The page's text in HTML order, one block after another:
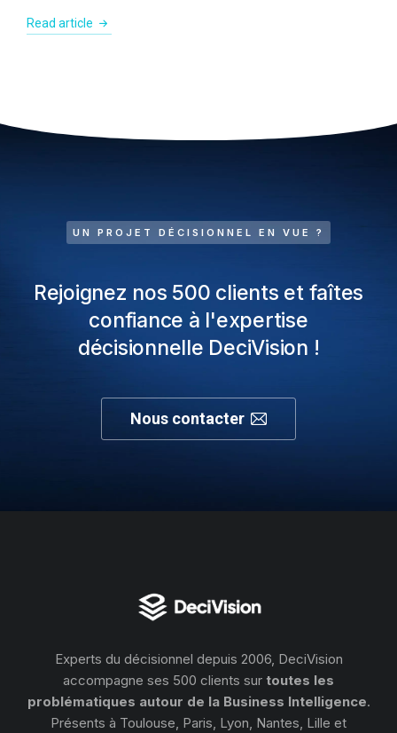
Read article
UN PROJET DÉCISIONNEL EN VUE ?
Rejoignez nos 500 clients et faîtes
confiance à l'expertise
décisionnelle DeciVision !
Nous contacter
Experts du décisionnel depuis 2006, DeciVision
accompagne ses 500 clients sur toutes les
problématiques autour de la Business Intelligence.
Présents à Toulouse, Paris, Lyon, Nantes, Lille et